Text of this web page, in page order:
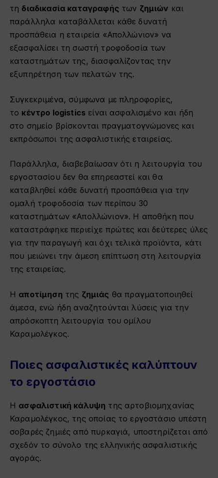
τη διαδικασία καταγραφής των ζημιών και
παράλληλα καταβάλλεται κάθε δυνατή
προσπάθεια η εταιρεία «Απολλώνιον» να
εξασφαλίσει τη σωστή τροφοδοσία των
καταστημάτων της, διασφαλίζοντας την
εξυπηρέτηση των πελατών της.
Συγκεκριμένα, σύμφωνα με πληροφορίες,
το κέντρο logistics είναι ασφαλισμένο και ήδη
στο σημείο βρίσκονται πραγματογνώμονες και
εκπρόσωποι της ασφαλιστικής εταιρείας.
Παράλληλα, διαβεβαίωσαν ότι η λειτουργία του
εργοστασίου δεν θα επηρεαστεί και θα
καταβληθεί κάθε δυνατή προσπάθεια για την
ομαλή τροφοδοσία των περίπου 30
καταστημάτων «Απολλώνιον». Η αποθήκη που
καταστράφηκε περιείχε πρώτες και δεύτερες ύλες
για την παραγωγή και όχι τελικά προϊόντα, κάτι
που μειώνει την άμεση επίπτωση στη λειτουργία
της εταιρείας.
Η αποτίμηση της ζημιάς θα πραγματοποιηθεί
άμεσα, ενώ ήδη αναζητούνται λύσεις για την
απρόσκοπτη λειτουργία του ομίλου
Καραμολέγκος.
Ποιες ασφαλιστικές καλύπτουν
το εργοστάσιο
Η ασφαλιστική κάλυψη της αρτοβιομηχανίας
Καραμολέγκος, της οποίας το εργοστάσιο υπέστη
σοβαρές ζημιές από πυρκαγιά, υποστηρίζεται από
σχεδόν το σύνολο της ελληνικής ασφαλιστικής
αγοράς.